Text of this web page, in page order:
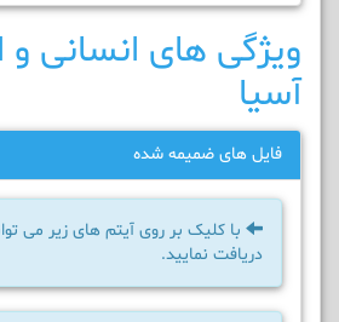
ویژگی های انسانی و
آسیا
فایل های ضمیمه شده
با کلیک بر روی آیتم های زیر می
دریافت نمایید.